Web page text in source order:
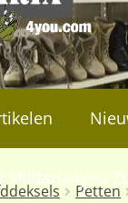
Militaria4you
Petten